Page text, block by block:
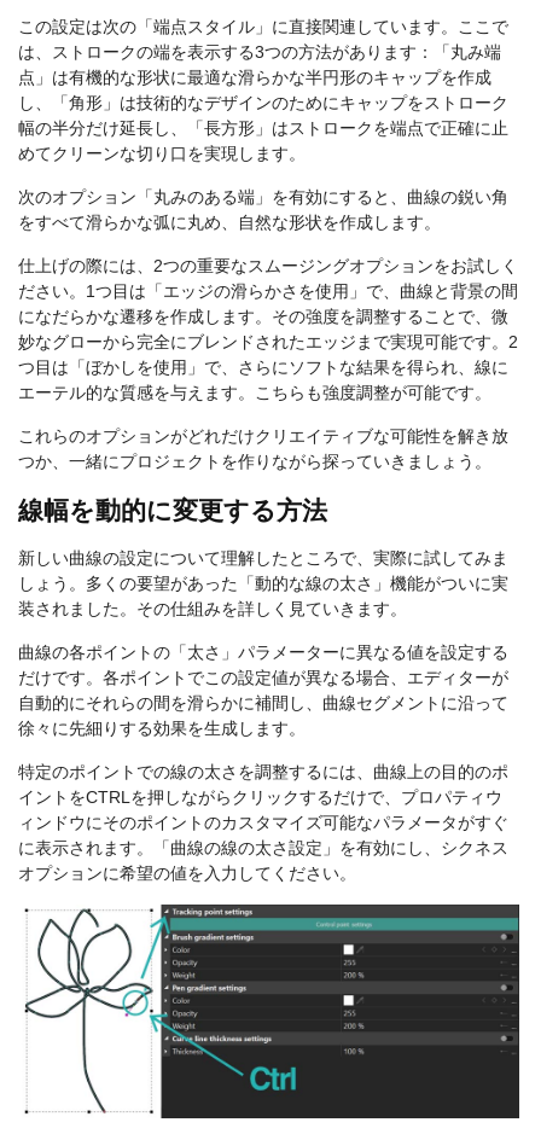
この設定は次の「端点スタイル」に直接関連しています。ここで
は、ストロークの端を表示する3つの方法があります：「丸み端
点」は有機的な形状に最適な滑らかな半円形のキャップを作成
し、「角形」は技術的なデザインのためにキャップをストローク
幅の半分だけ延長し、「長方形」はストロークを端点で正確に止
めてクリーンな切り口を実現します。
次のオプション「丸みのある端」を有効にすると、曲線の鋭い角
をすべて滑らかな弧に丸め、自然な形状を作成します。
仕上げの際には、2つの重要なスムージングオプションをお試しく
ださい。1つ目は「エッジの滑らかさを使用」で、曲線と背景の間
になだらかな遷移を作成します。その強度を調整することで、微
妙なグローから完全にブレンドされたエッジまで実現可能です。2
つ目は「ぼかしを使用」で、さらにソフトな結果を得られ、線に
エーテル的な質感を与えます。こちらも強度調整が可能です。
これらのオプションがどれだけクリエイティブな可能性を解き放
つか、一緒にプロジェクトを作りながら探っていきましょう。
線幅を動的に変更する方法
新しい曲線の設定について理解したところで、実際に試してみま
しょう。多くの要望があった「動的な線の太さ」機能がついに実
装されました。その仕組みを詳しく見ていきます。
曲線の各ポイントの「太さ」パラメーターに異なる値を設定する
だけです。各ポイントでこの設定値が異なる場合、エディターが
自動的にそれらの間を滑らかに補間し、曲線セグメントに沿って
徐々に先細りする効果を生成します。
特定のポイントでの線の太さを調整するには、曲線上の目的のポ
イントをCTRLを押しながらクリックするだけで、プロパティウ
ィンドウにそのポイントのカスタマイズ可能なパラメータがすぐ
に表示されます。「曲線の線の太さ設定」を有効にし、シクネス
オプションに希望の値を入力してください。